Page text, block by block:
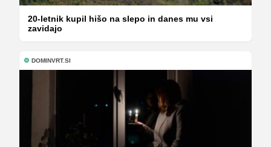
20-letnik kupil hišo na slepo in danes mu vsi
zavidajo
DOMINVRT.SI